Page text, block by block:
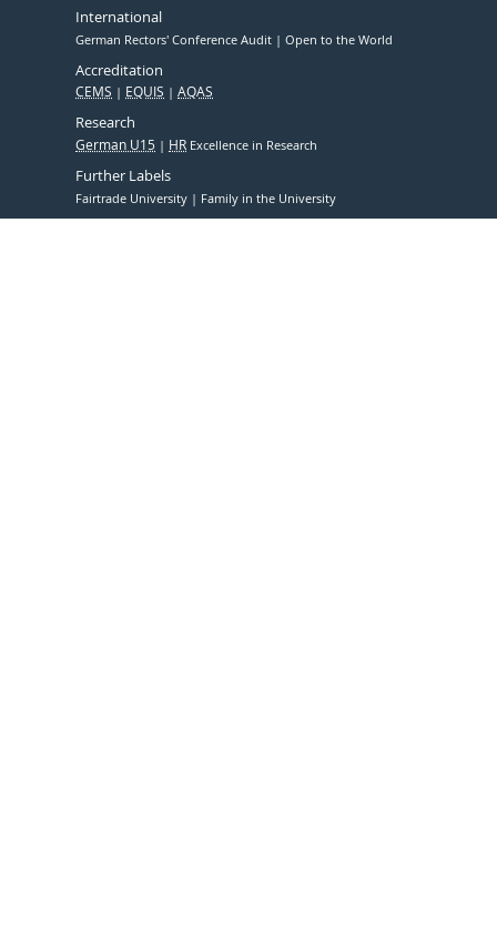
International
German Rectors' Conference Audit Open to the World
Accreditation
CEMS EQUIS AQAS
Research
German U15 HR Excellence in Research
Further Labels
Fairtrade University Family in the University